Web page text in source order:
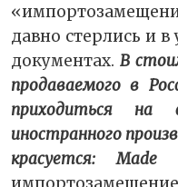
давно стерлись и
документах. В
продаваемого в
приходиться
иностранного
красуется:Made